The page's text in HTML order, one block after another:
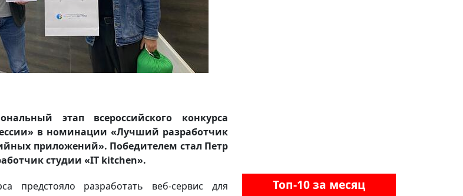
этап всероссийского конкурса
в номинации «Лучший разработчик
приложений». Победителем стал Петр
студии «IT kitchen».
предстояло разработать веб-сервис для
Топ-10 за месяц